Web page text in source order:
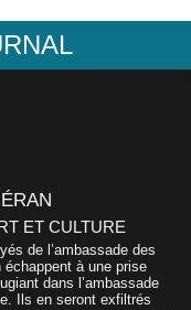
ET CULTURE
de l’ambassade des
à une prise
dans l’ambassade
Ils en seront exfiltrés